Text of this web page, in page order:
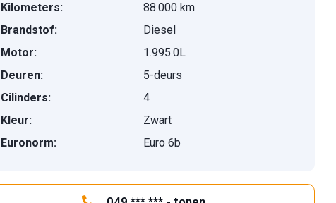
Kilometers:
88.000 km
Brandstof:
Diesel
Motor:
1.995.0L
Deuren:
5-deurs
Cilinders:
4
Kleur:
Zwart
Euronorm:
Euro 6b